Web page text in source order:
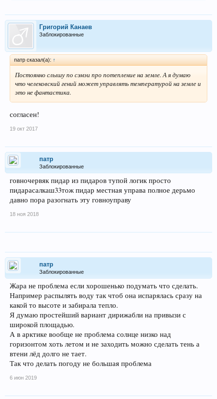
Григорий Канаев
Заблокированные
патр сказал(а): ↑
Постоянно слышу по сэмэи про потепление на земле. А я думаю
что челековский гений может управлять температурой на земле и
это не фантастика.
согласен!
19 окт 2017
патр
Заблокированные
говночервяк пидар из пидаров тупой логик просто
пидарасалкаш33тож пидар местная управа полное дерьмо
давно пора разогнать эту говноуправу
18 ноя 2018
патр
Заблокированные
Жара не проблема если хорошенько подумать что сделать.
Например распылять воду так чтоб она испарялась сразу на
какой то высоте и забирала тепло.
Я думаю простейший вариант дирижабли на привызи с
широкой площадью.
А в арктике вообще не проблема солнце низко над
горизонтом хоть летом и не заходить можно сделать тень а
втени лёд долго не тает.
Так что делать погоду не большая проблема
6 июн 2019